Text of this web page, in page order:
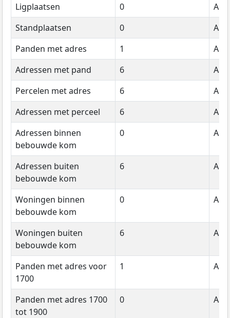
Ligplaatsen
0
Standplaatsen
0
Panden met adres
1
Adressen met pand
6
Percelen met adres
6
Adressen met perceel
6
Adressen binnen
bebouwde kom
0
Adressen buiten
bebouwde kom
6
Woningen binnen
bebouwde kom
0
Woningen buiten
bebouwde kom
6
Panden met adres voor
1700
1
Panden met adres 1700
tot 1900
0